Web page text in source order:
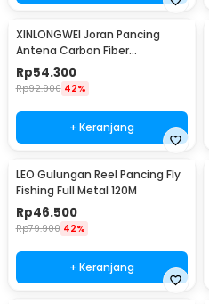
XINLONGWEI Joran Pancing
Antena Carbon Fiber
Telescopic Fishing Rod 5
Segments 2.4M - JD25
Rp54.300
Rp92.900 42%
+ Keranjang
LEO Gulungan Reel Pancing Fly
Fishing Full Metal 120M
Rp46.500
Rp79.900 42%
+ Keranjang